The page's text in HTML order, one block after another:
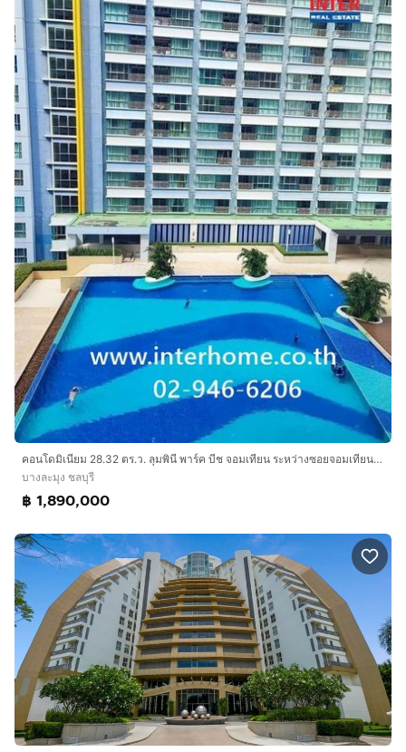
คอนโดมิเนียม 28.32 ตร.ว. ลุมพินี พาร์ค บีช จอมเทียน ระหว่างซอยจอมเทียน18-19 ถนนจอมเทียนสายหนึ่ง ถนนสุขุมวิท บางละมุง ชลบุรี
บางละมุง ชลบุรี
฿ 1,890,000